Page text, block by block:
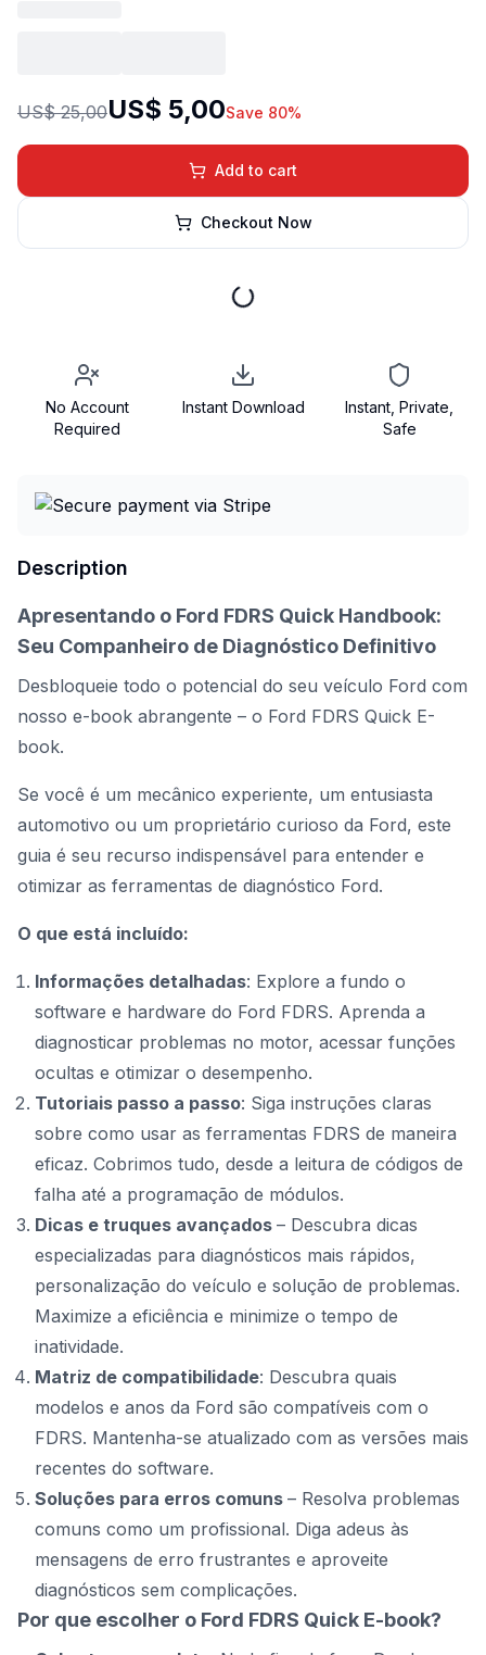
US$ 25,00US$ 5,00Save 80%
Add to cart
Checkout Now
No Account
Required
Instant Download
Instant, Private,
Safe
Description
Apresentando o Ford FDRS Quick Handbook:
Seu Companheiro de Diagnóstico Definitivo
Desbloqueie todo o potencial do seu veículo Ford com
nosso e-book abrangente – o Ford FDRS Quick E-
book.
Se você é um mecânico experiente, um entusiasta
automotivo ou um proprietário curioso da Ford, este
guia é seu recurso indispensável para entender e
otimizar as ferramentas de diagnóstico Ford.
O que está incluído:
Informações detalhadas: Explore a fundo o
software e hardware do Ford FDRS. Aprenda a
diagnosticar problemas no motor, acessar funções
ocultas e otimizar o desempenho.
Tutoriais passo a passo: Siga instruções claras
sobre como usar as ferramentas FDRS de maneira
eficaz. Cobrimos tudo, desde a leitura de códigos de
falha até a programação de módulos.
Dicas e truques avançados – Descubra dicas
especializadas para diagnósticos mais rápidos,
personalização do veículo e solução de problemas.
Maximize a eficiência e minimize o tempo de
inatividade.
Matriz de compatibilidade: Descubra quais
modelos e anos da Ford são compatíveis com o
FDRS. Mantenha-se atualizado com as versões mais
recentes do software.
Soluções para erros comuns – Resolva problemas
comuns como um profissional. Diga adeus às
mensagens de erro frustrantes e aproveite
diagnósticos sem complicações.
Por que escolher o Ford FDRS Quick E-book?